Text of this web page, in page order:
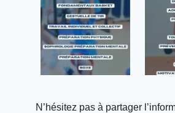
N’hésitez pas à partager